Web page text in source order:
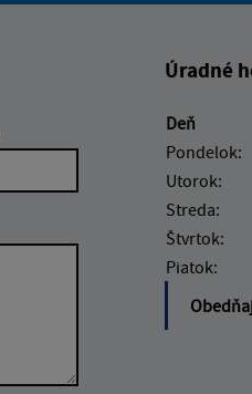
Úradné
Deň
Pondelok:
Utorok:
Streda:
Štvrtok:
Piatok: